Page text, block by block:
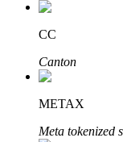
Bloqueos BTR
Inversiones
CC
Canton
METAX
Meta tokenized